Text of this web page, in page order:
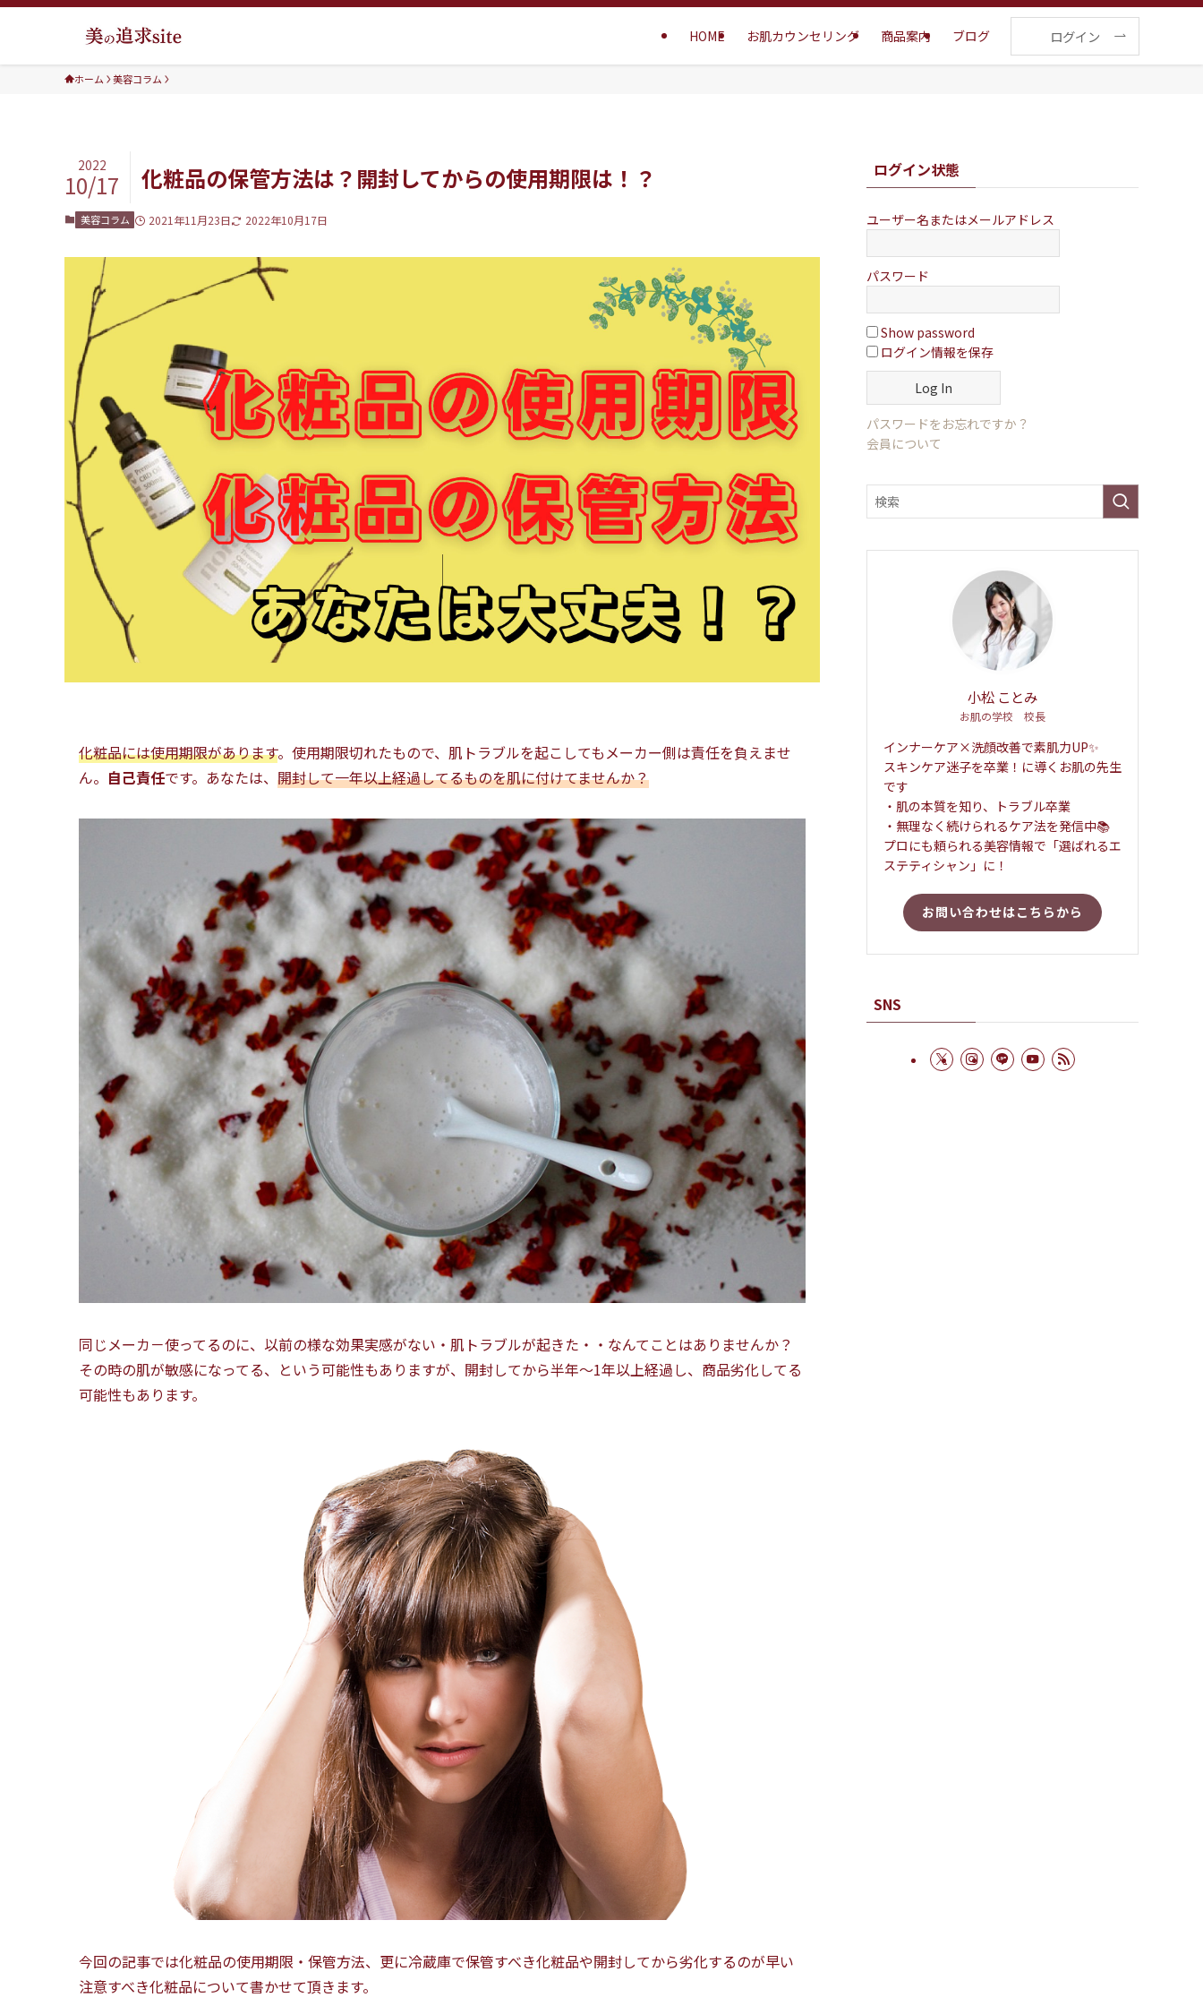
HOME お肌カウンセリング 商品案内 ブログ ログイン
ホーム 美容コラム
化粧品の保管方法は？開封してからの使用期限は！？
2022
10/17
美容コラム 2021年11月23日 2022年10月17日
化粧品には使用期限があります。使用期限切れたもので、肌トラブルを起こしてもメーカー側は責任を負えませ
ん。 自己責任です。あなたは、 開封して一年以上経過してるものを肌に付けてませんか？
同じメーカ－使ってるのに、以前の様な効果実感がない・肌トラブルが起きた・・なんてことはありませんか？
その時の肌が敏感になってる、という可能性もありますが、開封してから半年～1年以上経過し、商品劣化してる
可能性もあります。
今回の記事では化粧品の使用期限・保管方法、更に冷蔵庫で保管すべき化粧品や開封してから劣化するのが早い
注意すべき化粧品について書かせて頂きます。
ログイン状態
ユーザー名またはメールアドレス
パスワード
Show password
ログイン情報を保存
パスワードをお忘れですか？
会員について
小松 ことみ
お肌の学校 校長
インナーケア×洗顔改善で素肌力UP✨
スキンケア迷子を卒業！に導くお肌の先生
です
・肌の本質を知り、トラブル卒業
・無理なく続けられるケア法を発信中📚
プロにも頼られる美容情報で「選ばれるエ
ステティシャン」に！
お問い合わせはこちらから
SNS